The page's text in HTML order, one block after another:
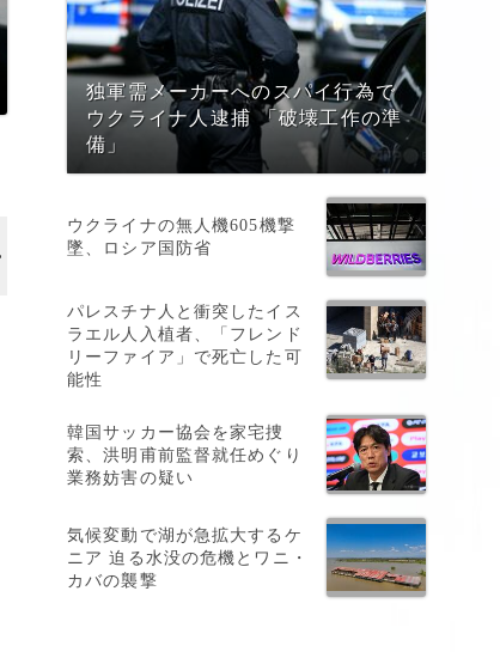
独軍需メーカーへのスパイ行為で
ウクライナ人逮捕 「破壊工作の準
備」
ウクライナの無人機605機撃
墜、ロシア国防省
パレスチナ人と衝突したイス
ラエル人入植者、「フレンド
リーファイア」で死亡した可
能性
韓国サッカー協会を家宅捜
索、洪明甫前監督就任めぐり
業務妨害の疑い
気候変動で湖が急拡大するケ
ニア 迫る水没の危機とワニ・
カバの襲撃